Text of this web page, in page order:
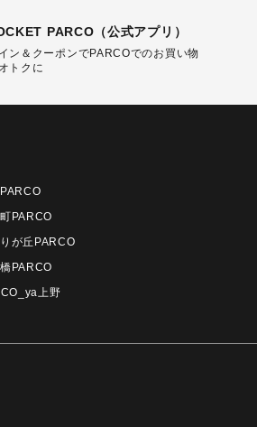
PARCO（公式アプリ）
ン＆クーポンでPARCOでのお買い物
トクに
PARCO
が丘PARCO
PARCO
上野